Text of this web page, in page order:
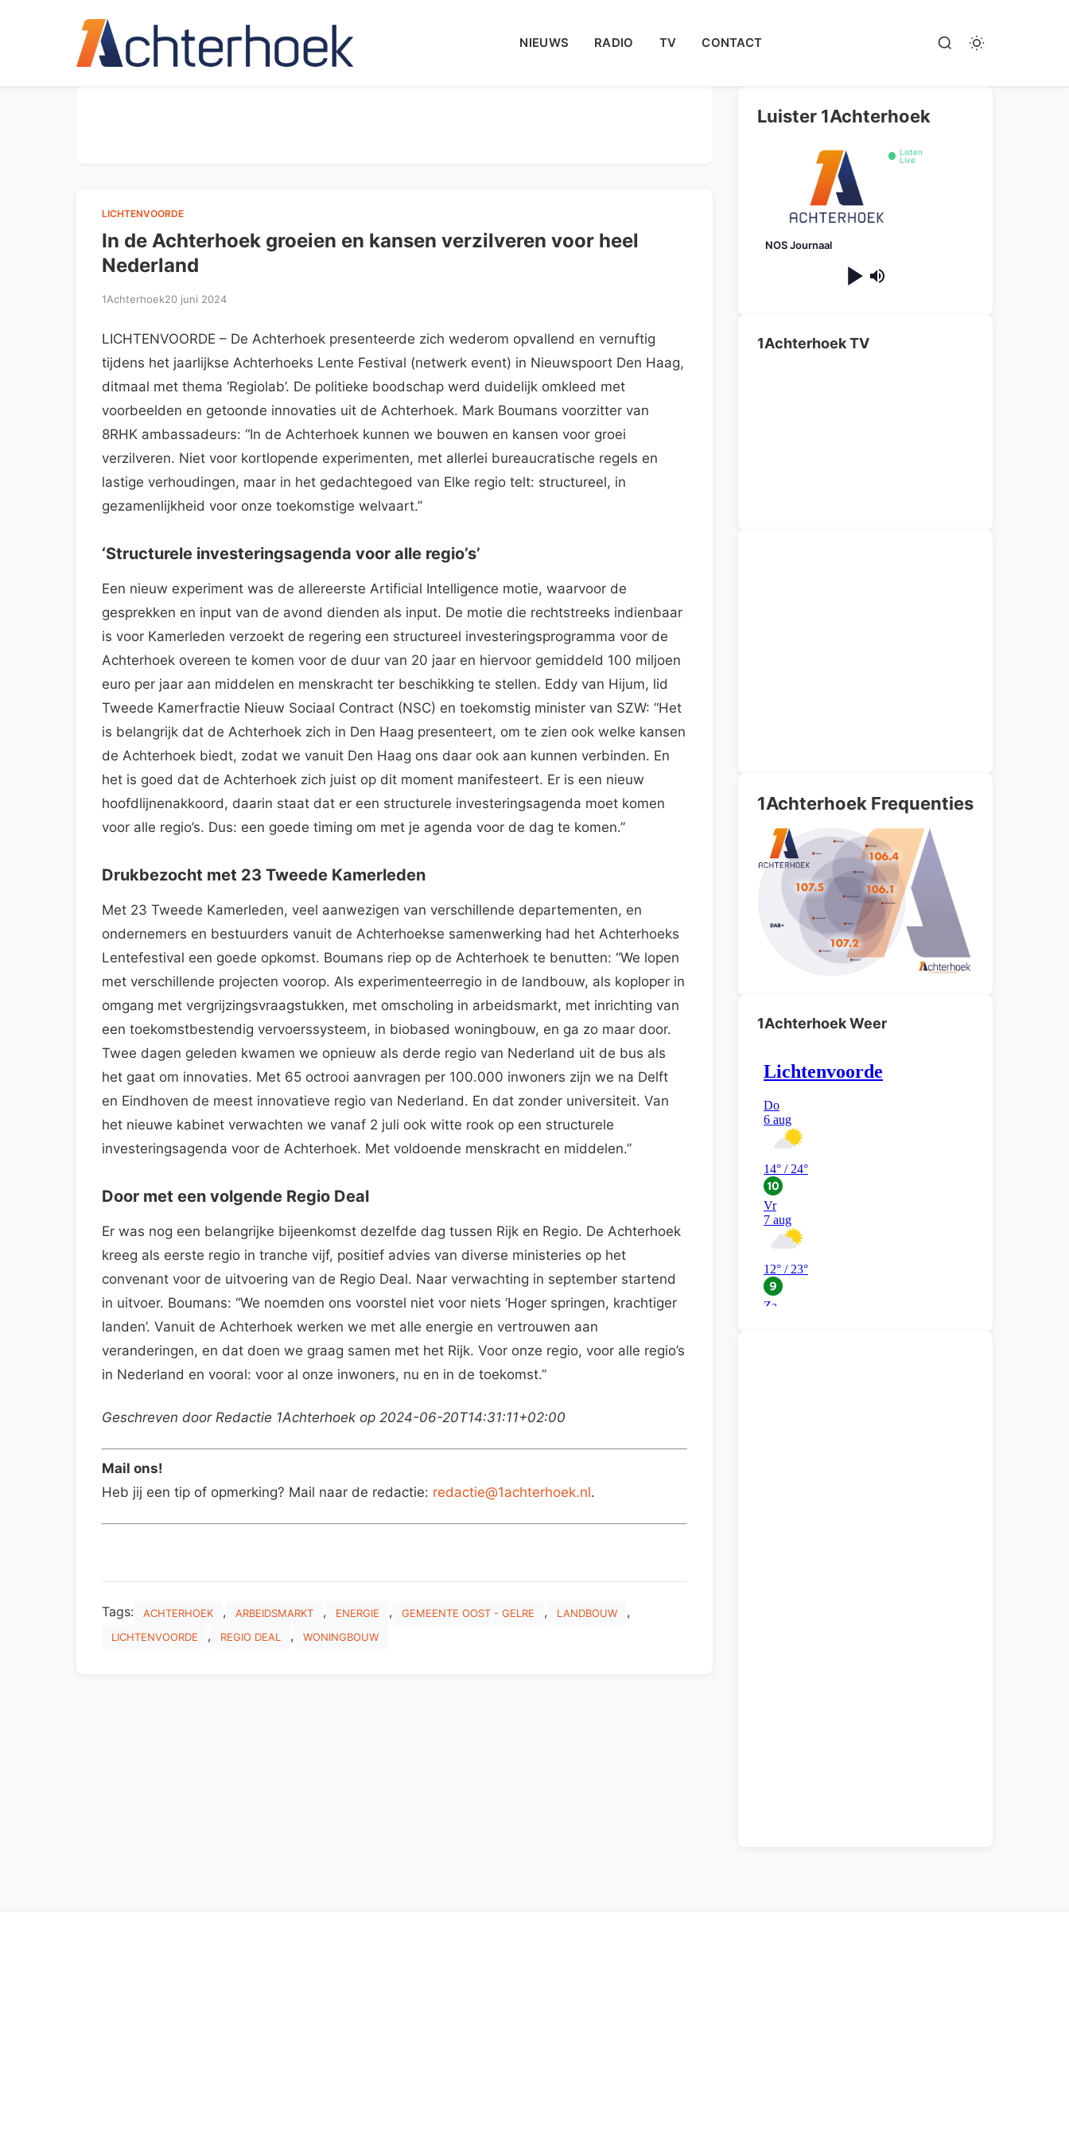
NIEUWS RADIO TV CONTACT
LICHTENVOORDE
In de Achterhoek groeien en kansen verzilveren voor heel
Nederland
1Achterhoek20 juni 2024
LICHTENVOORDE – De Achterhoek presenteerde zich wederom opvallend en vernuftig
tijdens het jaarlijkse Achterhoeks Lente Festival (netwerk event) in Nieuwspoort Den Haag,
ditmaal met thema ‘Regiolab’. De politieke boodschap werd duidelijk omkleed met
voorbeelden en getoonde innovaties uit de Achterhoek. Mark Boumans voorzitter van
8RHK ambassadeurs: “In de Achterhoek kunnen we bouwen en kansen voor groei
verzilveren. Niet voor kortlopende experimenten, met allerlei bureaucratische regels en
lastige verhoudingen, maar in het gedachtegoed van Elke regio telt: structureel, in
gezamenlijkheid voor onze toekomstige welvaart.”
‘Structurele investeringsagenda voor alle regio’s’
Een nieuw experiment was de allereerste Artificial Intelligence motie, waarvoor de
gesprekken en input van de avond dienden als input. De motie die rechtstreeks indienbaar
is voor Kamerleden verzoekt de regering een structureel investeringsprogramma voor de
Achterhoek overeen te komen voor de duur van 20 jaar en hiervoor gemiddeld 100 miljoen
euro per jaar aan middelen en menskracht ter beschikking te stellen. Eddy van Hijum, lid
Tweede Kamerfractie Nieuw Sociaal Contract (NSC) en toekomstig minister van SZW: “Het
is belangrijk dat de Achterhoek zich in Den Haag presenteert, om te zien ook welke kansen
de Achterhoek biedt, zodat we vanuit Den Haag ons daar ook aan kunnen verbinden. En
het is goed dat de Achterhoek zich juist op dit moment manifesteert. Er is een nieuw
hoofdlijnenakkoord, daarin staat dat er een structurele investeringsagenda moet komen
voor alle regio’s. Dus: een goede timing om met je agenda voor de dag te komen.”
Drukbezocht met 23 Tweede Kamerleden
Met 23 Tweede Kamerleden, veel aanwezigen van verschillende departementen, en
ondernemers en bestuurders vanuit de Achterhoekse samenwerking had het Achterhoeks
Lentefestival een goede opkomst. Boumans riep op de Achterhoek te benutten: “We lopen
met verschillende projecten voorop. Als experimenteerregio in de landbouw, als koploper in
omgang met vergrijzingsvraagstukken, met omscholing in arbeidsmarkt, met inrichting van
een toekomstbestendig vervoerssysteem, in biobased woningbouw, en ga zo maar door.
Twee dagen geleden kwamen we opnieuw als derde regio van Nederland uit de bus als
het gaat om innovaties. Met 65 octrooi aanvragen per 100.000 inwoners zijn we na Delft
en Eindhoven de meest innovatieve regio van Nederland. En dat zonder universiteit. Van
het nieuwe kabinet verwachten we vanaf 2 juli ook witte rook op een structurele
investeringsagenda voor de Achterhoek. Met voldoende menskracht en middelen.”
Door met een volgende Regio Deal
Er was nog een belangrijke bijeenkomst dezelfde dag tussen Rijk en Regio. De Achterhoek
kreeg als eerste regio in tranche vijf, positief advies van diverse ministeries op het
convenant voor de uitvoering van de Regio Deal. Naar verwachting in september startend
in uitvoer. Boumans: “We noemden ons voorstel niet voor niets ‘Hoger springen, krachtiger
landen’. Vanuit de Achterhoek werken we met alle energie en vertrouwen aan
veranderingen, en dat doen we graag samen met het Rijk. Voor onze regio, voor alle regio’s
in Nederland en vooral: voor al onze inwoners, nu en in de toekomst.”
Geschreven door Redactie 1Achterhoek op 2024-06-20T14:31:11+02:00
Mail ons!
Heb jij een tip of opmerking? Mail naar de redactie: redactie@1achterhoek.nl.
Tags: ACHTERHOEK , ARBEIDSMARKT , ENERGIE , GEMEENTE OOST - GELRE , LANDBOUW ,
LICHTENVOORDE , REGIO DEAL , WONINGBOUW
Luister 1Achterhoek
Listen
Live
NOS Journaal
1Achterhoek TV
1Achterhoek Frequenties
1Achterhoek Weer